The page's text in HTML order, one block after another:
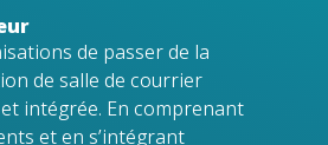
de passer de la
de salle de courrier
intégrée. En comprenant
et en s’intégrant